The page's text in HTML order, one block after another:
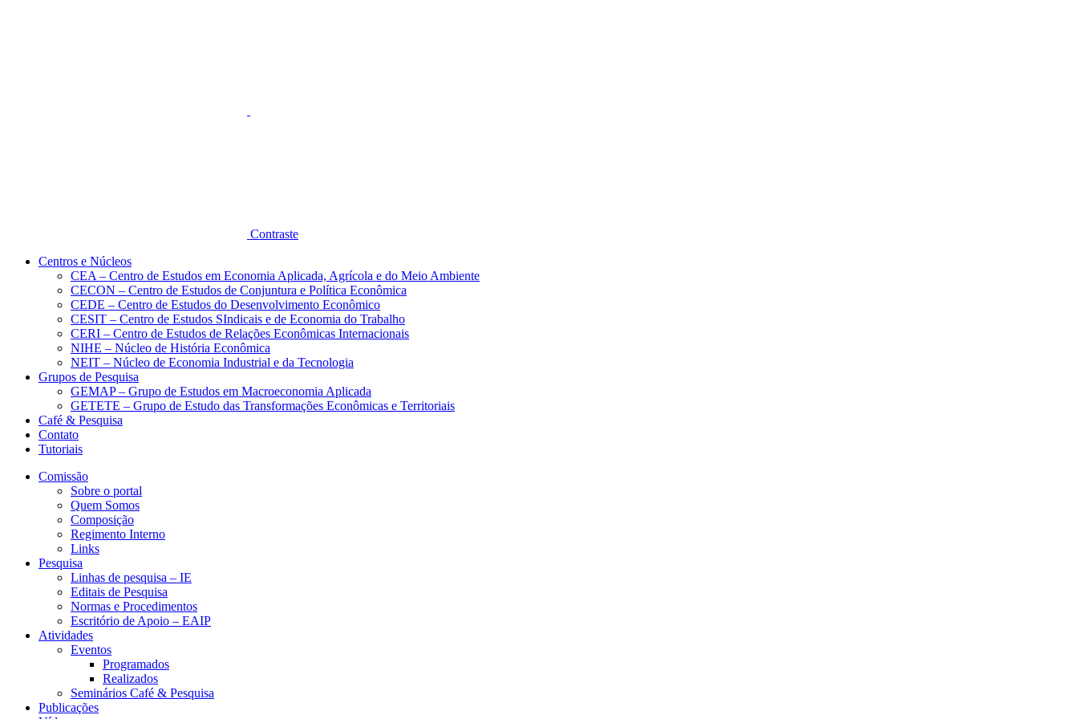
Contraste
Centros e Núcleos
CEA – Centro de Estudos em Economia Aplicada, Agrícola e do Meio Ambiente
CECON – Centro de Estudos de Conjuntura e Política Econômica
CEDE – Centro de Estudos do Desenvolvimento Econômico
CESIT – Centro de Estudos SIndicais e de Economia do Trabalho
CERI – Centro de Estudos de Relações Econômicas Internacionais
NIHE – Núcleo de História Econômica
NEIT – Núcleo de Economia Industrial e da Tecnologia
Grupos de Pesquisa
GEMAP – Grupo de Estudos em Macroeconomia Aplicada
GETETE – Grupo de Estudo das Transformações Econômicas e Territoriais
Café & Pesquisa
Contato
Tutoriais
Comissão
Sobre o portal
Quem Somos
Composição
Regimento Interno
Links
Pesquisa
Linhas de pesquisa – IE
Editais de Pesquisa
Normas e Procedimentos
Escritório de Apoio – EAIP
Atividades
Eventos
Programados
Realizados
Seminários Café & Pesquisa
Publicações